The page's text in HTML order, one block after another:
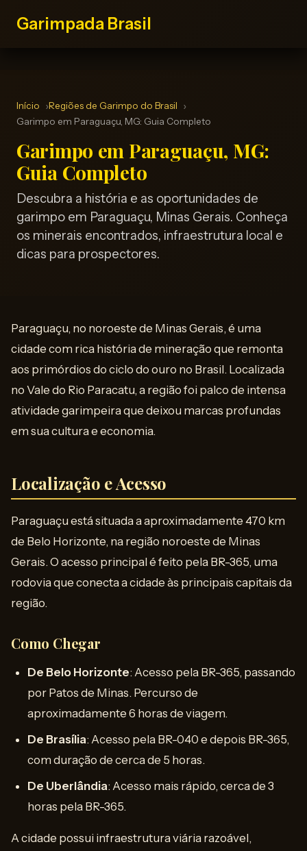
Garimpada Brasil
Início
Regiões de Garimpo do Brasil
Garimpo em Paraguaçu, MG: Guia Completo
Garimpo em Paraguaçu, MG:
Guia Completo
Descubra a história e as oportunidades de
garimpo em Paraguaçu, Minas Gerais. Conheça
os minerais encontrados, infraestrutura local e
dicas para prospectores.
Paraguaçu, no noroeste de Minas Gerais, é uma
cidade com rica história de mineração que remonta
aos primórdios do ciclo do ouro no Brasil. Localizada
no Vale do Rio Paracatu, a região foi palco de intensa
atividade garimpeira que deixou marcas profundas
em sua cultura e economia.
Localização e Acesso
Paraguaçu está situada a aproximadamente 470 km
de Belo Horizonte, na região noroeste de Minas
Gerais. O acesso principal é feito pela BR-365, uma
rodovia que conecta a cidade às principais capitais da
região.
Como Chegar
De Belo Horizonte: Acesso pela BR-365, passando
por Patos de Minas. Percurso de
aproximadamente 6 horas de viagem.
De Brasília: Acesso pela BR-040 e depois BR-365,
com duração de cerca de 5 horas.
De Uberlândia: Acesso mais rápido, cerca de 3
horas pela BR-365.
A cidade possui infraestrutura viária razoável,